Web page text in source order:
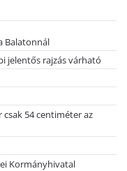
Balatonnál
jelentős rajzás várható
54 centiméter az
Kormányhivatal